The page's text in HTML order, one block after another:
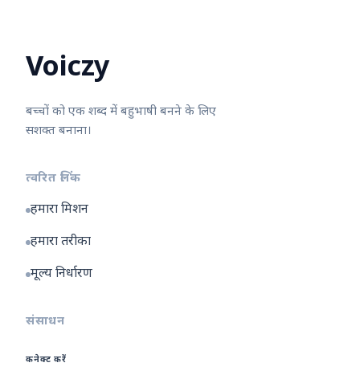
Voiczy
बच्चों को एक शब्द में बहुभाषी बनने के लिए
सशक्त बनाना।
त्वरित लिंक
हमारा मिशन
हमारा तरीका
मूल्य निर्धारण
संसाधन
कनेक्ट करें